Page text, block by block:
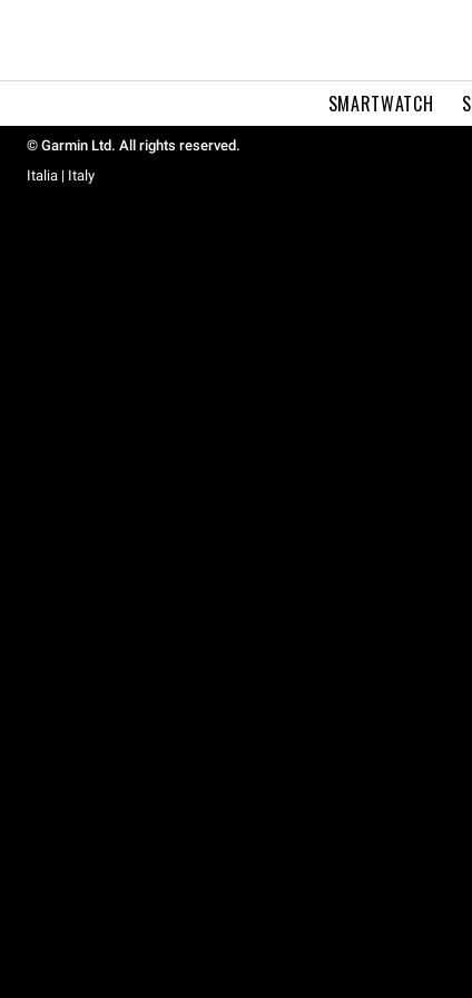
SMARTWATCH
© Garmin Ltd. All rights reserved.
Italia | Italy